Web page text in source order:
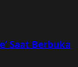
Saat Berbuka